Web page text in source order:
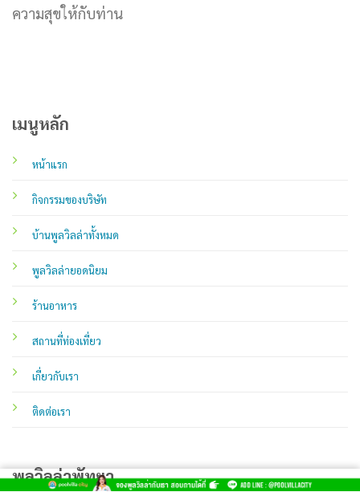
ความสุขให้กับท่าน
เมนูหลัก
หน้าแรก
กิจกรรมของบริษัท
บ้านพูลวิลล่าทั้งหมด
พูลวิลล่ายอดนิยม
ร้านอาหาร
สถานที่ท่องเที่ยว
เกี่ยวกับเรา
ติดต่อเรา
พูลวิลล่าพัทยา